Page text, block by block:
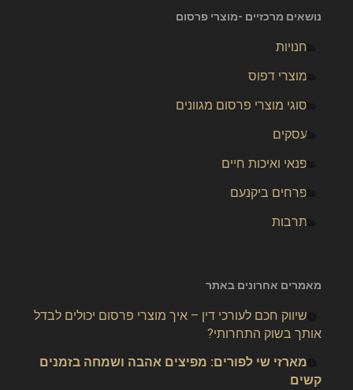
נושאים מרכזיים -מוצרי פרסום
חנויות
מוצרי דפוס
סוגי מוצרי פרסום מגוונים
עסקים
פנאי ואיכות חיים
פרחים ביקנעם
תרבות
מאמרים אחרונים באתר
שיווק חכם לעורכי דין – איך מוצרי פרסום יכולים לבדל
אותך בשוק התחרותי?
מארזי שי לפורים: מפיצים אהבה ושמחה בזמנים
קשים